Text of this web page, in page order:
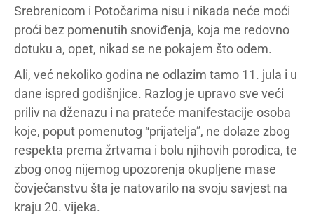
Srebrenicom i Potočarima nisu i nikada neće moći
proći bez pomenutih snoviđenja, koja me redovno
dotuku a, opet, nikad se ne pokajem što odem.
Ali, već nekoliko godina ne odlazim tamo 11. jula i u
dane ispred godišnjice. Razlog je upravo sve veći
priliv na dženazu i na prateće manifestacije osoba
koje, poput pomenutog “prijatelja”, ne dolaze zbog
respekta prema žrtvama i bolu njihovih porodica, te
zbog onog nijemog upozorenja okupljene mase
čovječanstvu šta je natovarilo na svoju savjest na
kraju 20. vijeka.